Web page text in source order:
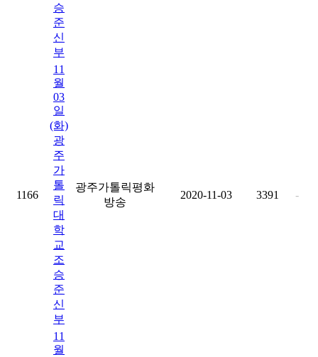
승
준
신
부
1166
11
월
03
일
(화)
광
주
가
톨
릭
대
학
교
조
승
준
신
부
광주가톨릭평화
방송
2020-11-03 3391 -
11
월